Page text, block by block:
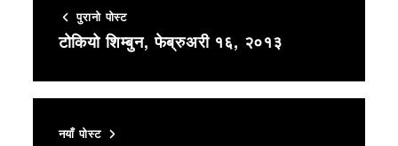
पुरानो पोस्ट
टोकियो शिम्बुन, फेब्रुअरी १६, २०१३
नयाँ पोस्ट